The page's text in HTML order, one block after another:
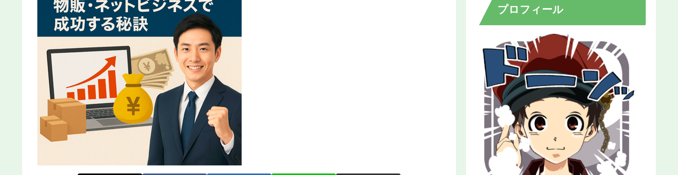
プロフィール